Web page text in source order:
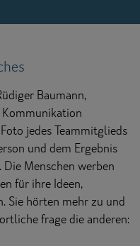
Baumann,
jedes Teammitglieds
und dem Ergebnis
Menschen werben
für ihre Ideen,
Sie hörten mehr zu und
frage die anderen: